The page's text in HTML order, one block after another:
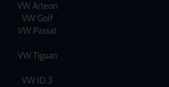
VW Arteon
VW Golf
VW Passat
VW Tiguan
VW ID.3